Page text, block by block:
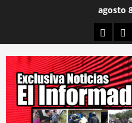
agosto